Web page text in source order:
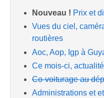
Nouveau ! Prix et
Vues du ciel,
routières
Aoc, Aop, Igp à
Ce mois-ci,
Co-voiturage au
Administrations et